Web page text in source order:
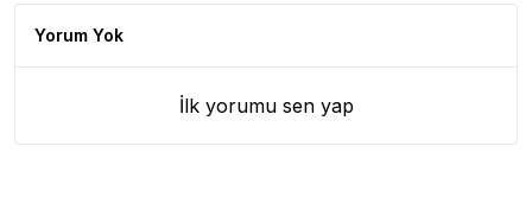
Yorum Yok
İlk yorumu sen yap